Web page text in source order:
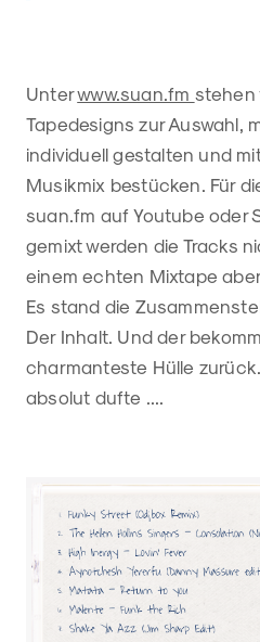
Unterwww.suan.fm stehen
Tapedesigns zur Auswahl,
individuell gestalten und
Musikmix bestücken. Für
suan.fm auf Youtube oder
gemixt werden die Tracks
einem echten Mixtape
Es stand die
Der Inhalt. Und der
charmanteste Hülle
absolut dufte ....